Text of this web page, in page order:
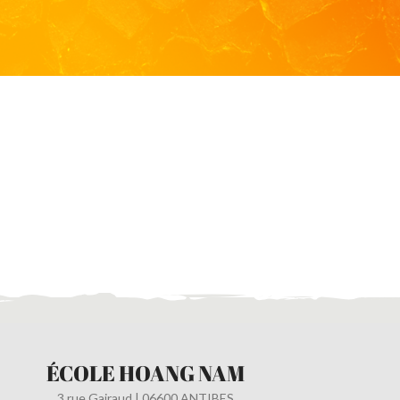
Quelque chose d’énorme se prépare ! Notre boutique est en chantier
ÉCOLE HOANG NAM